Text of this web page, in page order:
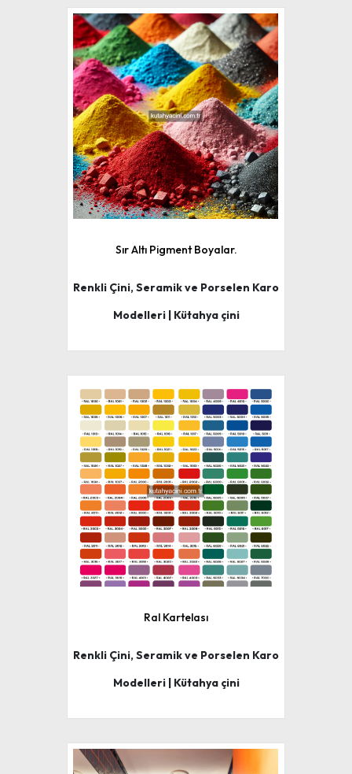
Sır Altı Pigment Boyalar.
Renkli Çini, Seramik ve Porselen Karo
Modelleri | Kütahya çini
Ral Kartelası
Renkli Çini, Seramik ve Porselen Karo
Modelleri | Kütahya çini